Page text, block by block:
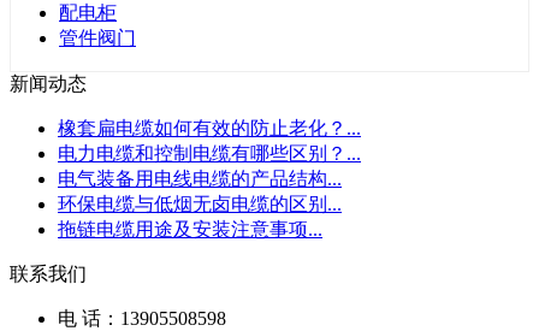
配电柜
管件阀门
新闻动态
橡套扁电缆如何有效的防止老化？ ...
电力电缆和控制电缆有哪些区别？ ...
电气装备用电线电缆的产品结构...
环保电缆与低烟无卤电缆的区别 ...
拖链电缆用途及安装注意事项...
联系我们
电 话：13905508598